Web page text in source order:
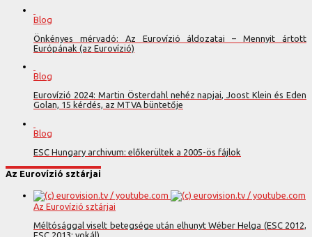
Blog
Önkényes mérvadó: Az Eurovízió áldozatai – Mennyit ártott
Európának (az Eurovízió)
Blog
Eurovízió 2024: Martin Österdahl nehéz napjai, Joost Klein és Eden
Golan, 15 kérdés, az MTVA büntetője
Blog
ESC Hungary archivum: előkerültek a 2005-ös fájlok
Az Eurovízió sztárjai
Az Eurovízió sztárjai
Méltósággal viselt betegsége után elhunyt Wéber Helga (ESC 2012,
ESC 2013; vokál)